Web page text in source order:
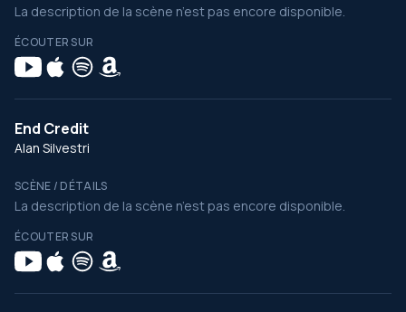
La description de la scène n’est pas encore disponible.
ÉCOUTER SUR
End Credit
Alan Silvestri
SCÈNE / DÉTAILS
La description de la scène n’est pas encore disponible.
ÉCOUTER SUR